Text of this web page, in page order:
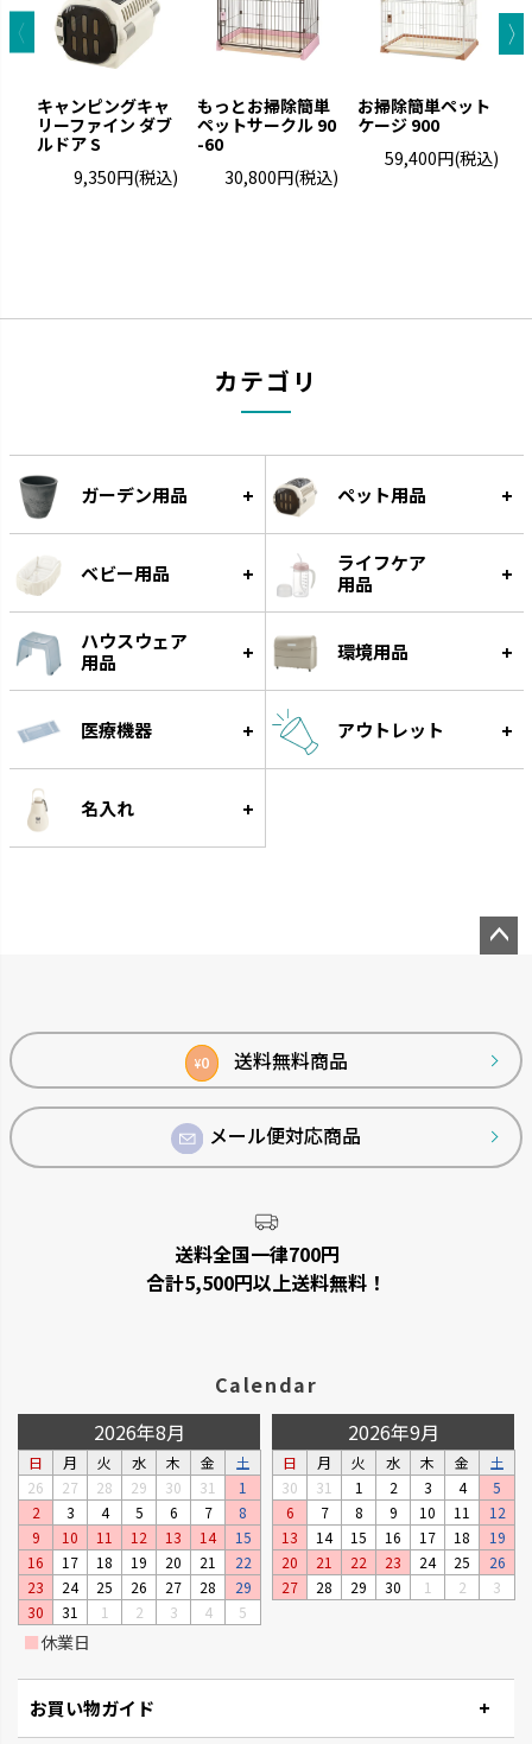
グルー
遊びながらフードをゆっくり食
キャンピングキャ
リーファイン ダブ
ルドア S
9,350円(税込)
もっとお掃除簡単
ペットサークル 90
-60
30,800円(税込)
お掃除簡単ペット
ケージ 900
59,400円(税込)
カテゴリ
ガーデン用品 ペット用品
ベビー用品
ライフケア
用品
ハウスウェア
用品
環境用品
医療機器 アウトレット
名入れ
¥0 送料無料商品
メール便対応商品
送料全国一律700円
合計5,500円以上送料無料！
Calendar
2026年8月
日 月 火 水 木 金
土
26
27 28 29 30 31
1
2
3 4 5 6 7
8
9
10 11 12 13 14
15
16
17 18 19 20 21
22
23
24 25 26 27 28
29
30
31 1 2 3 4 5
2026年9月
日 月 火 水 木 金
土
30
31 1 2 3 4
5
6
7 8 9 10 11
12
13
14 15 16 17 18
19
20
21 22 23 24 25
26
27
28 29 30 1 2 3
■休業日
お買い物ガイド
ップ
へ